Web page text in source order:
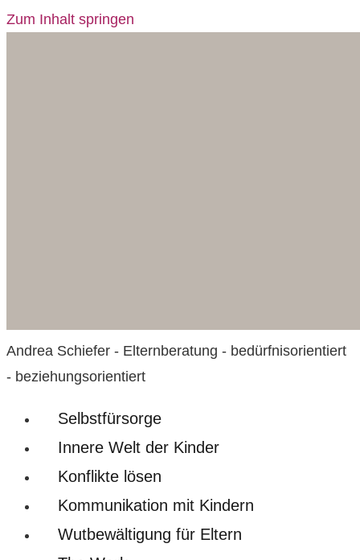
Zum Inhalt springen
Andrea Schiefer - Elternberatung - bedürfnisorientiert
- beziehungsorientiert
Selbstfürsorge
Innere Welt der Kinder
Konflikte lösen
Kommunikation mit Kindern
Wutbewältigung für Eltern